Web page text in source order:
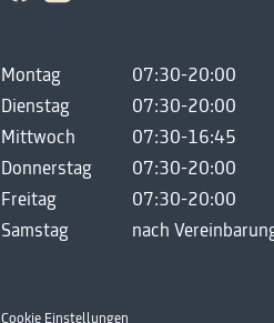
Montag
07:30-20:00
Dienstag
07:30-20:00
Mittwoch
07:30-16:45
Donnerstag
07:30-20:00
Freitag
07:30-20:00
Samstag
nach
Cookie Einstellungen